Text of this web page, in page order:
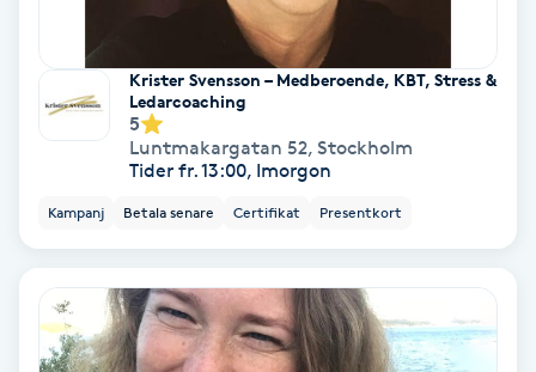
Regndroppsmassage
Reiki
Reikihealing
Reiki massage
Restorative Yoga
Rosacea
Krister Svensson – Medberoende, KBT, Stress &
Ledarcoaching
5
Luntmakargatan 52, Stockholm
Tider fr. 13:00, Imorgon
Kampanj Betala senare Certifikat Presentkort